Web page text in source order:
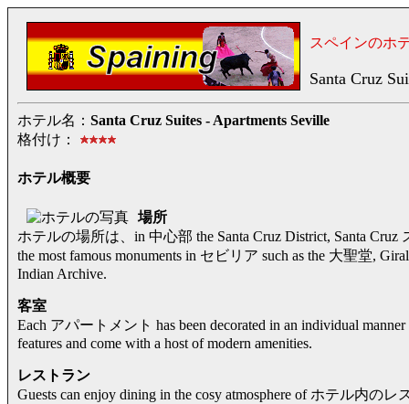
スペインのホ
Santa Cruz
ホテル名： Santa Cruz Suites - Apartments Seville
格付け：
ホテル概要
場所
ホテルの場所は、in 中心部 the Santa Cruz District, Santa Cruz
the most famous monuments in セビリア such as the 大聖堂,
Indian Archive.
客室
Each アパートメント has been decorated in an individual
features and come with a host of modern amenities.
レストラン
Guests can enjoy dining in the cosy atmosphere of ホテル内のレ